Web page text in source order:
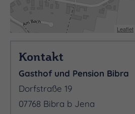
Leaflet
Kontakt
Gasthof und Pension Bibra
Dorfstraße 19
07768 Bibra b Jena